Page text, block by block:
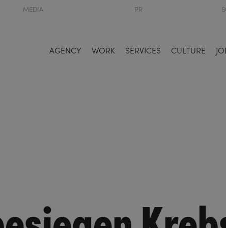
MEDIA PR
AGENCY WORK SERVICES CULTURE